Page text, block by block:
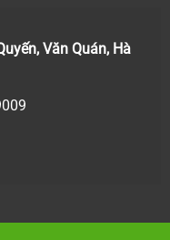
Văn Quán, Hà